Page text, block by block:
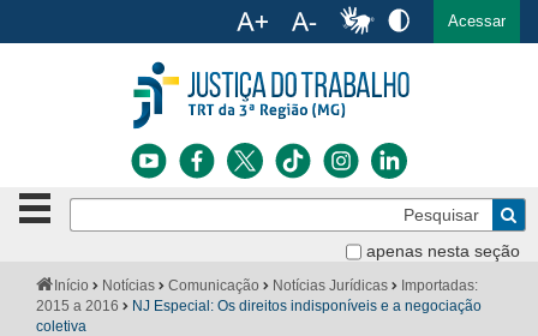
Ir para o menu Ir para a busca Ir para o rodapé
Acessar
apenas nesta seção
Botão
de
clique
Notícias
Você
está
aqui:
Início Notícias Comunicação Notícias Jurídicas
Importadas:
2015 a 2016
NJ Especial: Os direitos indisponíveis e a negociação
coletiva